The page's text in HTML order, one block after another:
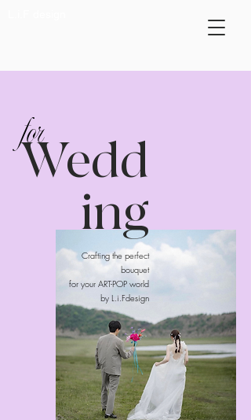
for
​Wedd
ing
Crafting the perfect
bouquet
for your ART-POP world
by L.i.Fdesign